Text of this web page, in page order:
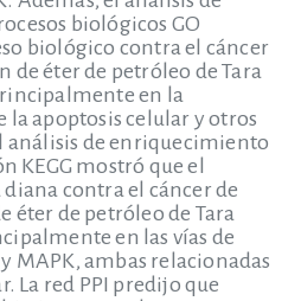
biológicos GO
biológico contra el cáncer
de éter de petróleo de Tara
en la
la apoptosis celular y otros
análisis de enriquecimiento
KEGG mostró que el
contra el cáncer de
éter de petróleo de Tara
en las vías de
MAPK, ambas relacionadas
La red PPI predijo que